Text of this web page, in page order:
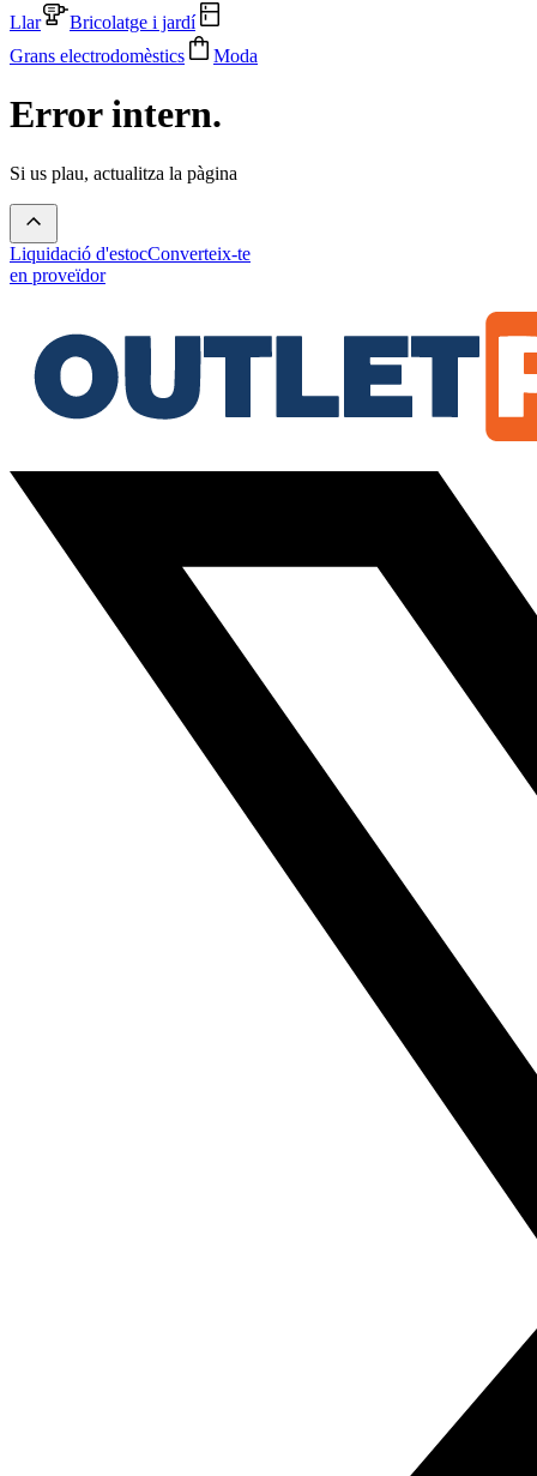
Llar
Bricolatge i jardí
Grans electrodomèstics
Moda
Error intern.
Si us plau, actualitza la pàgina
Liquidació d'estocConverteix-te
en proveïdor